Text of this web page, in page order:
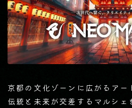
京都の文化ゾーンに広がるアー
伝統と未来が交差するマルシェ